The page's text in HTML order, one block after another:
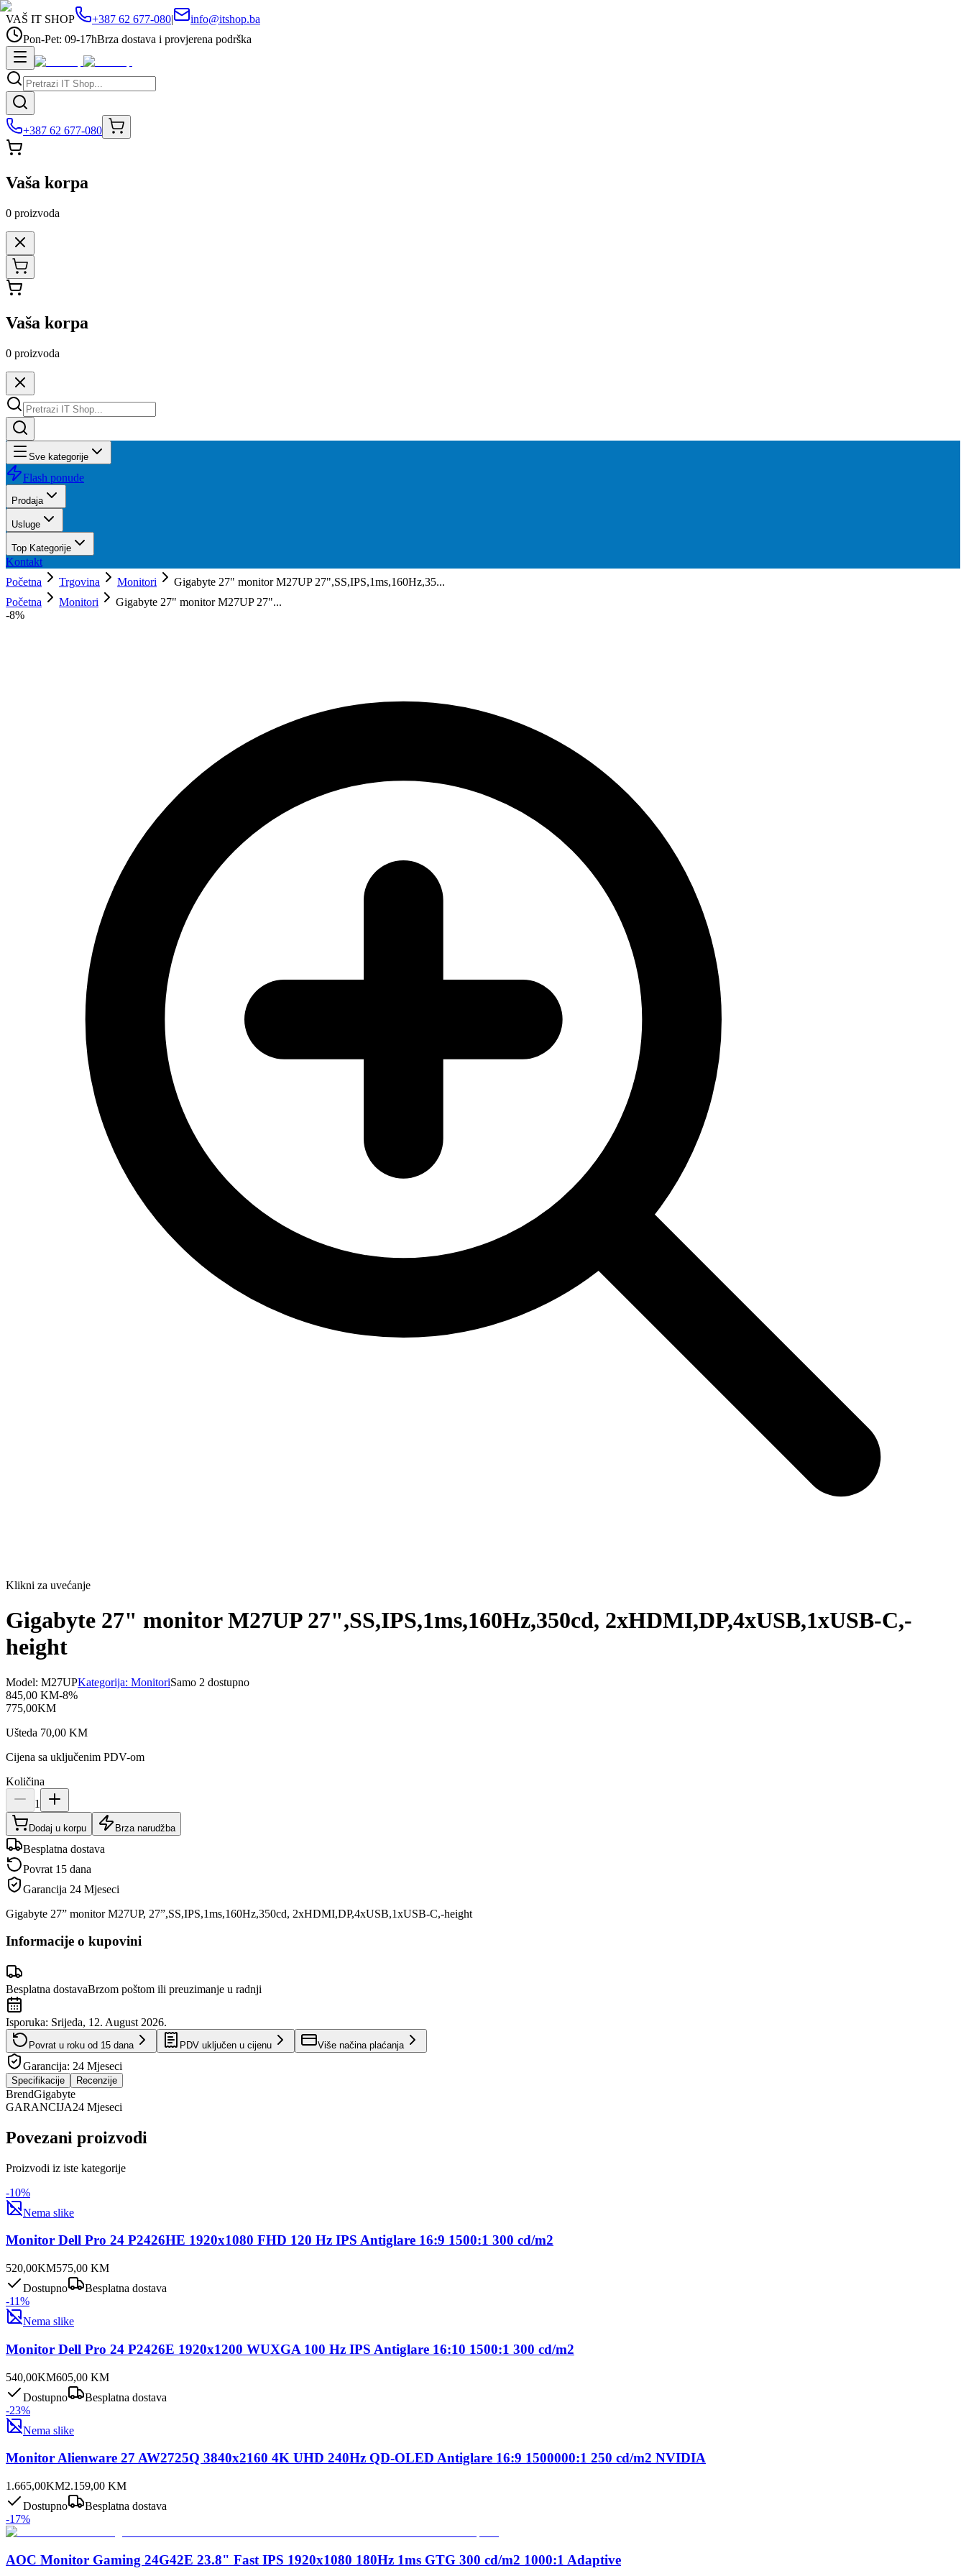
VAŠ IT SHOP +387 62 677-080|
info@itshop.ba
Pon-Pet: 09-17hBrza dostava i provjerena podrška
+387 62 677-080
Vaša korpa
0 proizvoda
Vaša korpa
0 proizvoda
Sve kategorije
Flash ponude
Prodaja
Usluge
Top Kategorije
Kontakt
Početna
Trgovina Monitori
Gigabyte 27" monitor M27UP 27",SS,IPS,1ms,160Hz,35...
Početna
Monitori
Gigabyte 27" monitor M27UP 27"...
-8%
Klikni za uvećanje
Gigabyte 27" monitor M27UP 27",SS,IPS,1ms,160Hz,350cd, 2xHDMI,DP,4xUSB,1xUSB-C,-
height
Model: M27UPKategorija: MonitoriSamo 2 dostupno
845,00 KM-8%
775,00KM
Ušteda 70,00 KM
Cijena sa uključenim PDV-om
Količina
1
Dodaj u korpu Brza narudžba
Besplatna dostava
Povrat 15 dana
Garancija 24 Mjeseci
Gigabyte 27” monitor M27UP, 27”,SS,IPS,1ms,160Hz,350cd, 2xHDMI,DP,4xUSB,1xUSB-C,-height
Informacije o kupovini
Besplatna dostavaBrzom poštom ili preuzimanje u radnji
Isporuka: Srijeda, 12. August 2026.
Povrat u roku od 15 dana PDV uključen u cijenu Više načina plaćanja
Garancija: 24 Mjeseci
Specifikacije Recenzije
BrendGigabyte
GARANCIJA24 Mjeseci
Povezani proizvodi
Proizvodi iz iste kategorije
-10%
Nema slike
Monitor Dell Pro 24 P2426HE 1920x1080 FHD 120 Hz IPS Antiglare 16:9 1500:1 300 cd/m2
520,00KM575,00 KM
Dostupno
Besplatna dostava
-11%
Nema slike
Monitor Dell Pro 24 P2426E 1920x1200 WUXGA 100 Hz IPS Antiglare 16:10 1500:1 300 cd/m2
540,00KM605,00 KM
Dostupno
Besplatna dostava
-23%
Nema slike
Monitor Alienware 27 AW2725Q 3840x2160 4K UHD 240Hz QD-OLED Antiglare 16:9 1500000:1 250 cd/m2 NVIDIA
1.665,00KM2.159,00 KM
Dostupno
Besplatna dostava
-17%
AOC Monitor Gaming 24G42E 23.8" Fast IPS 1920x1080 180Hz 1ms GTG 300 cd/m2 1000:1 Adaptive